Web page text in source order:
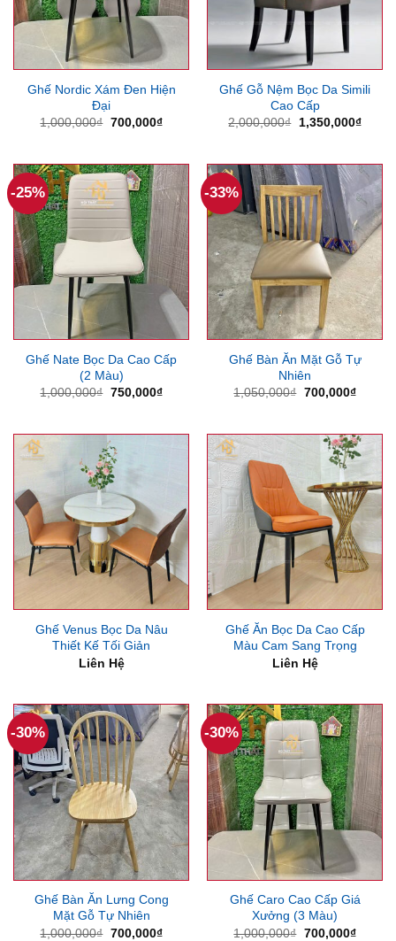
Ghế Nordic Xám Đen Hiện
Đại
1,000,000₫ Giá
700,000₫Giá
700,000₫.
Ghế Gỗ Nệm Bọc Da Simili
Cao Cấp
2,000,000₫
Giá
1,350,000₫Giá
-25%
Ghế Nate Bọc Da Cao Cấp
(2 Màu)
1,000,000₫ Giá
750,000₫Giá
750,000₫.
-33%
Ghế Bàn Ăn Mặt Gỗ Tự
Nhiên
1,050,000₫ Giá
700,000₫Giá
Ghế Venus Bọc Da Nâu
Thiết Kế Tối Giản
Liên Hệ
Ghế Ăn Bọc Da Cao Cấp
Màu Cam Sang Trọng
Liên Hệ
-30%
Ghế Bàn Ăn Lưng Cong
Mặt Gỗ Tự Nhiên
1,000,000₫ Giá
700,000₫Giá
-30%
Ghế Caro Cao Cấp Giá
Xưởng (3 Màu)
1,000,000₫ Giá
700,000₫Giá